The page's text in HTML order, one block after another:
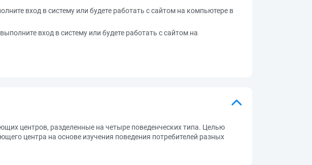
вход в систему или будете работать с сайтом на компьютере в
вход в систему или будете работать с сайтом на
центров, разделенные на четыре поведенческих типа. Целью
центра на основе изучения поведения потребителей разных